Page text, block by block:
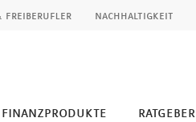
freiberufler nachhaltigkeit
finanzprodukte ratgeber